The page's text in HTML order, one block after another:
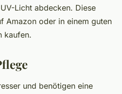
Licht abdecken. Diese
Amazon oder in einem guten
kaufen.
und benötigen eine